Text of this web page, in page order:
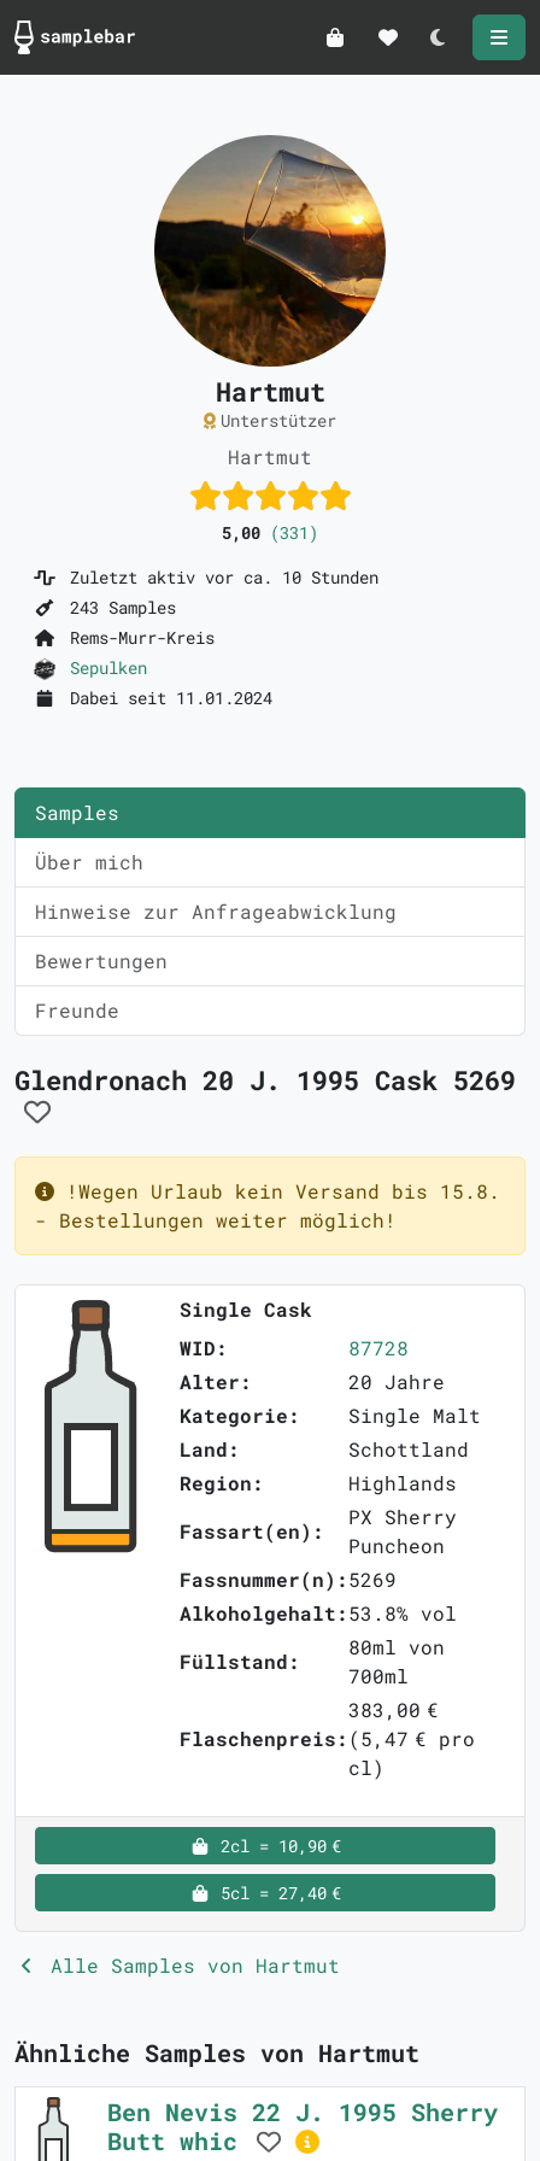
Darkmode
Hartmut
Unterstützer
Hartmut
5,00 (331)
Zuletzt aktiv vor ca. 10 Stunden
243 Samples
Rems-Murr-Kreis
Sepulken
Dabei seit 11.01.2024
Samples
Über mich
Hinweise zur Anfrageabwicklung
Bewertungen
Freunde
Glendronach 20 J. 1995 Cask 5269
!Wegen Urlaub kein Versand bis 15.8.
- Bestellungen weiter möglich!
Single Cask
WID:
87728
Alter:
20 Jahre
Kategorie:
Single Malt
Land:
Schottland
Region:
Highlands
Fassart(en):
PX Sherry
Puncheon
Fassnummer(n):5269
Alkoholgehalt:53.8% vol
Füllstand:
80ml von
700ml
Flaschenpreis:
383,00 €
(5,47 € pro
cl)
2cl = 10,90 €
5cl = 27,40 €
Alle Samples von Hartmut
Ähnliche Samples von Hartmut
Ben Nevis 22 J. 1995 Sherry
Butt whic